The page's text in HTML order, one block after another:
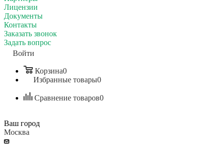
Лицензии
Документы
Контакты
Заказать звонок
Задать вопрос
Войти
Корзина0
Избранные товары0
Сравнение товаров0
Ваш город
Москва